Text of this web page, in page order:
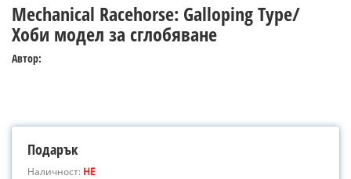
Mechanical Racehorse: Galloping Type/
Хоби модел за сглобяване
Автор:
Подарък
Наличност: НЕ